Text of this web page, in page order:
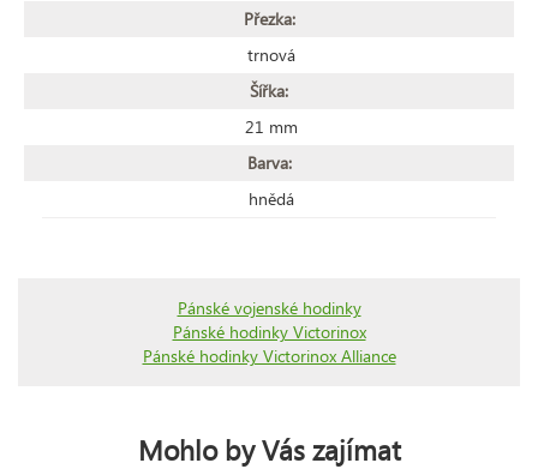
Přezka:
trnová
Šířka:
21 mm
Barva:
hnědá
Pánské vojenské hodinky
Pánské hodinky Victorinox
Pánské hodinky Victorinox Alliance
Mohlo by Vás zajímat